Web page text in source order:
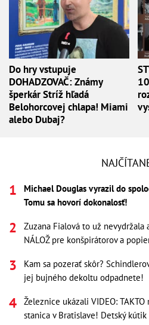
Do hry vstupuje
DOHADZOVAČ: Známy
šperkár Stríž hľadá
Belohorcovej chlapa! Miami
alebo Dubaj?
Michael Douglas vyrazil do
Tomu sa hovorí dokonalosť!
Zuzana Fialová to už nevydržala
NÁLOŽ pre konšpirátorov a
Kam sa pozerať skôr?
jej bujného dekoltu odpadnete!
Železnice ukázali VIDEO:
stanica v Bratislave! Detský